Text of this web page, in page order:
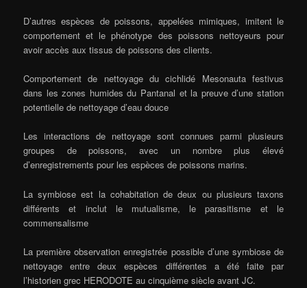
D’autres espèces de poissons, appelées mimiques, imitent le
comportement et le phénotype des poissons nettoyeurs pour
avoir accès aux tissus de poissons des clients.
Comportement de nettoyage du cichlidé Mesonauta festivus
dans les zones humides du Pantanal et la preuve d’une station
potentielle de nettoyage d’eau douce
Les interactions de nettoyage sont connues parmi plusieurs
groupes de poissons, avec un nombre plus élevé
d’enregistrements pour les espèces de poissons marins.
La symbiose est la cohabitation de deux ou plusieurs taxons
différents et inclut le mutualisme, le parasitisme et le
commensalisme
La première observation enregistrée possible d’une symbiose de
nettoyage entre deux espèces différentes a été faite par
l’historien grec HERODOTE au cinquième siècle avant JC.